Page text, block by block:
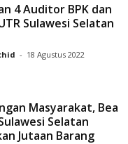
4 Auditor BPK dan
Sulawesi Selatan
- 18 Agustus 2022
Masyarakat, Bea
Selatan
Jutaan Barang